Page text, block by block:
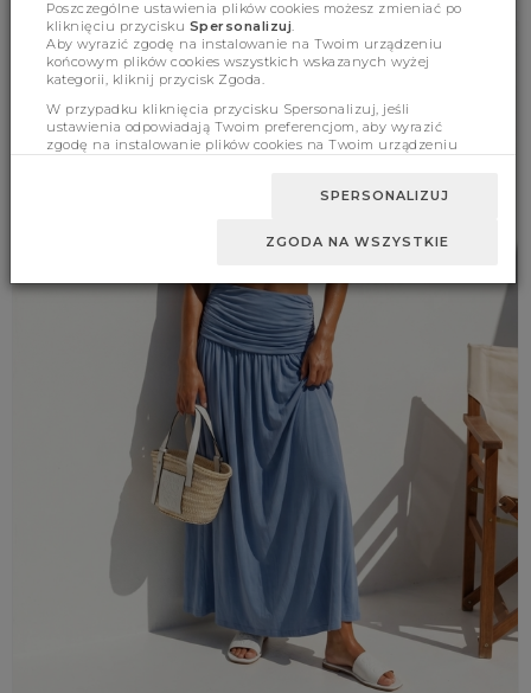
Poszczególne ustawienia plików cookies możesz zmieniać po
kliknięciu przycisku Spersonalizuj
Aby wyrazić zgodę na instalowanie na Twoim urządzeniu
końcowym plików cookies wszystkich wskazanych wyżej
kategorii, kliknij przycisk Zgoda.
W przypadku kliknięcia przycisku Spersonalizuj, jeśli
ustawienia odpowiadają Twoim preferencjom, aby wyrazić
zgodę na instalowanie plików cookies na Twoim urządzeniu
SPERSONALIZUJ
ZGODA NA WSZYSTKIE